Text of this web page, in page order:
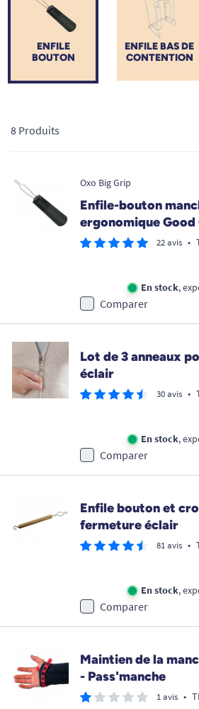
pour la motricité fine, habissez-vous
sécurité et sans l'intervention d'un
ENFILE BAS DE
CONTENTION
ENFILE
BOUTON
8 Produits
Oxo Big Grip
Enfile-bouton
ergonomique Good
22 avis •
En stock,
Comparer
Lot de 3 anneaux
éclair
30 avis •
En stock,
Comparer
Enfile bouton et
fermeture éclair
81 avis •
En stock,
Comparer
Maintien de la
- Pass'manche
1 avis •